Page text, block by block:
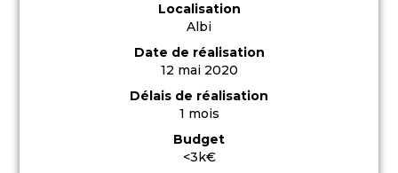
Localisation
Albi
Date de réalisation
12 mai 2020
Délais de réalisation
1 mois
Budget
<3k€